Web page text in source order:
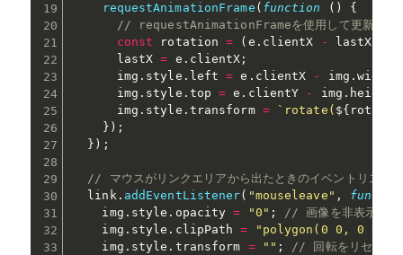
requestAnimationFrame ( function ( )
{
// requestAnimationFrameを使用して更新をブラ
const rotation = ( e . clientX - lastX
      lastX
= e . clientX ;
      img
. style . left = e . clientX - img .width
      img
. style . top = e . clientY - img . height
      img
. style . transform = `rotate( ${
} ) ;
} ) ;
// マウスがリンクエリアから出たときのイベントリスナ
  link
. addEventListener( "mouseleave" ,
    img
. style . opacity = "0" ;
// 画像を非表示に設
    img
. style . clipPath =
"polygon(0 0, 0 0, 0
    img
. style . transform = "" ;
// 回転をリセット